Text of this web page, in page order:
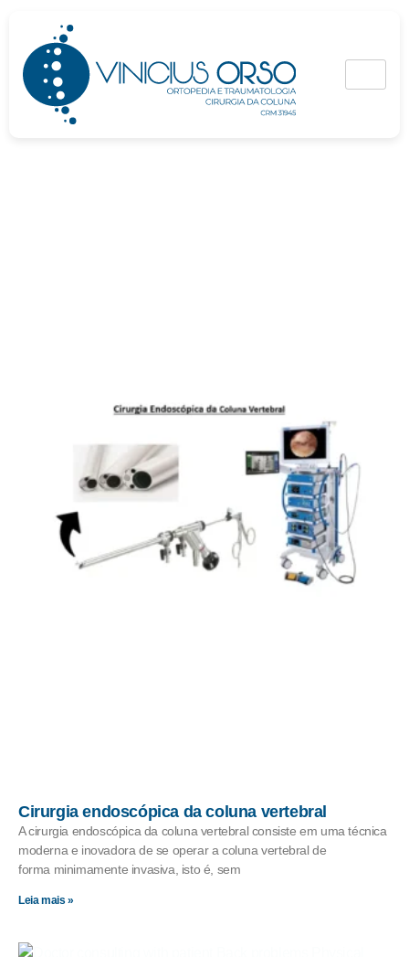
Cirurgia endoscópica da coluna vertebral
A cirurgia endoscópica da coluna vertebral consiste em uma técnica
moderna e inovadora de se operar a coluna vertebral de
forma minimamente invasiva, isto é, sem
Leia mais »